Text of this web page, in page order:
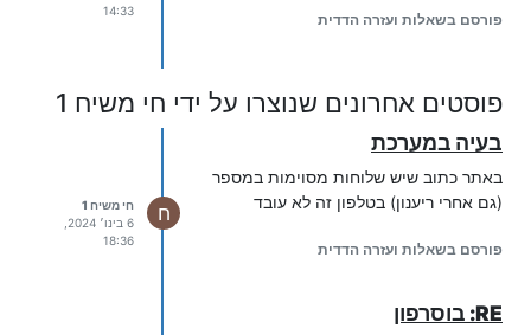
פורסם בשאלות ועזרה הדדית
14:33
פוסטים אחרונים שנוצרו על ידי חי משיח 1
בעיה במערכת
באתר כתוב שיש שלוחות מסוימות במספר
(גם אחרי ריענון) בטלפון זה לא עובד
פורסם בשאלות ועזרה הדדית
ח
חי משיח 1
18:36
RE: בוסרפון